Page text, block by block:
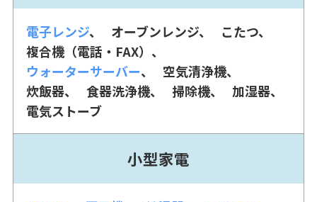
電子レンジ オーブンレンジ
こたつ
複合機（電話・FAX）
ウォーターサーバー
空気清浄機
炊飯器
食器洗浄機 掃除機
加湿器
電気ストーブ
小型家電